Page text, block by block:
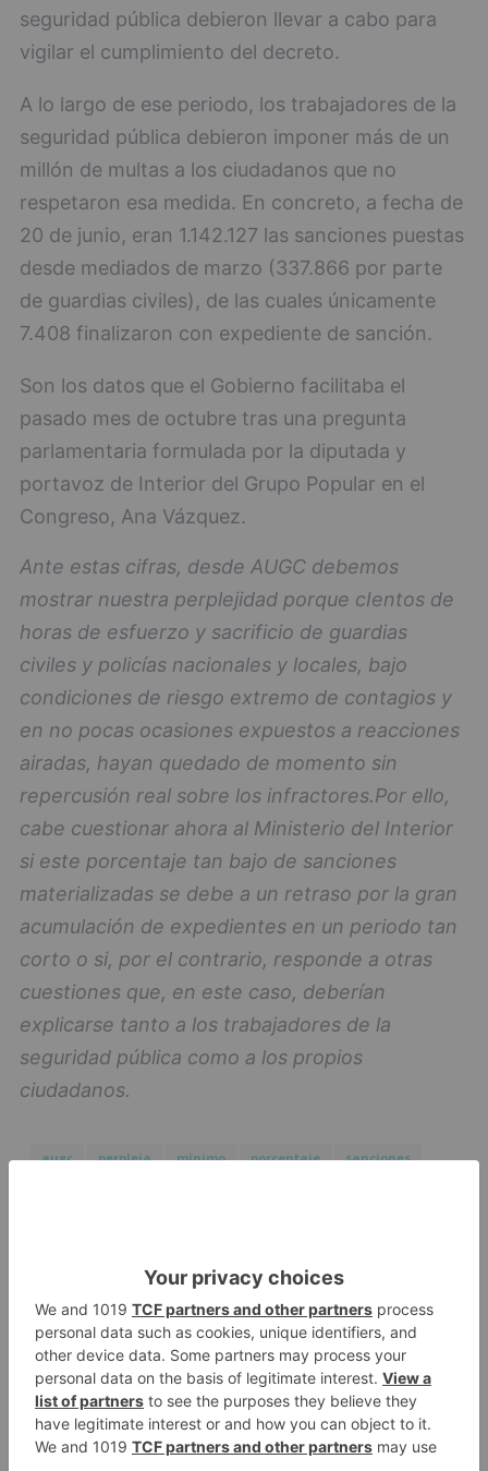
seguridad pública debieron llevar a cabo para
vigilar el cumplimiento del decreto.
A lo largo de ese periodo, los trabajadores de la
seguridad pública debieron imponer más de un
millón de multas a los ciudadanos que no
respetaron esa medida. En concreto, a fecha de
20 de junio, eran 1.142.127 las sanciones puestas
desde mediados de marzo (337.866 por parte
de guardias civiles), de las cuales únicamente
7.408 finalizaron con expediente de sanción.
Son los datos que el Gobierno facilitaba el
pasado mes de octubre tras una pregunta
parlamentaria formulada por la diputada y
portavoz de Interior del Grupo Popular en el
Congreso, Ana Vázquez.
Ante estas cifras, desde AUGC debemos
mostrar nuestra perplejidad porque cIentos de
horas de esfuerzo y sacrificio de guardias
civiles y policías nacionales y locales, bajo
condiciones de riesgo extremo de contagios y
en no pocas ocasiones expuestos a reacciones
airadas, hayan quedado de momento sin
repercusión real sobre los infractores.Por ello,
cabe cuestionar ahora al Ministerio del Interior
si este porcentaje tan bajo de sanciones
materializadas se debe a un retraso por la gran
acumulación de expedientes en un periodo tan
corto o si, por el contrario, responde a otras
cuestiones que, en este caso, deberían
explicarse tanto a los trabajadores de la
seguridad pública como a los propios
ciudadanos.
augc perpleja mínimo porcentaje
sanciones
LO + VISTO
1
Detienen a un joven de 27 años
por el robo de cableado y por
atentado contra los agentes
2
Calor y posibles tormentas en
Burgos durante el eclipse del 12